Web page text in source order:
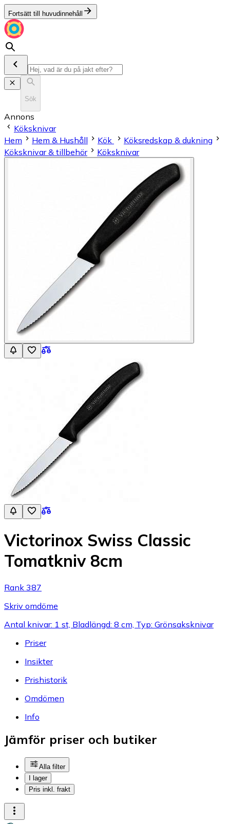
Fortsätt till huvudinnehåll
Sök
Annons
Köksknivar
Hem
Hem & Hushåll Kök
Köksredskap & dukning
Köksknivar & tillbehör
Köksknivar
Victorinox Swiss Classic
Tomatkniv 8cm
Rank 387
Skriv omdöme
Antal knivar: 1 st, Bladlängd: 8 cm, Typ: Grönsaksknivar
Priser
Insikter
Prishistorik
Omdömen
Info
Jämför priser och butiker
Alla filter
I lager
Pris inkl. frakt